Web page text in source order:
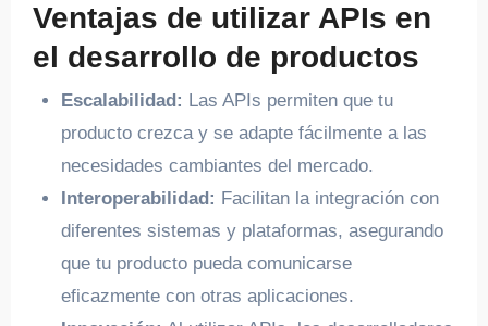
Ventajas de utilizar APIs en
el desarrollo de productos
Escalabilidad: Las APIs permiten que tu
producto crezca y se adapte fácilmente a las
necesidades cambiantes del mercado.
Interoperabilidad: Facilitan la integración con
diferentes sistemas y plataformas, asegurando
que tu producto pueda comunicarse
eficazmente con otras aplicaciones.